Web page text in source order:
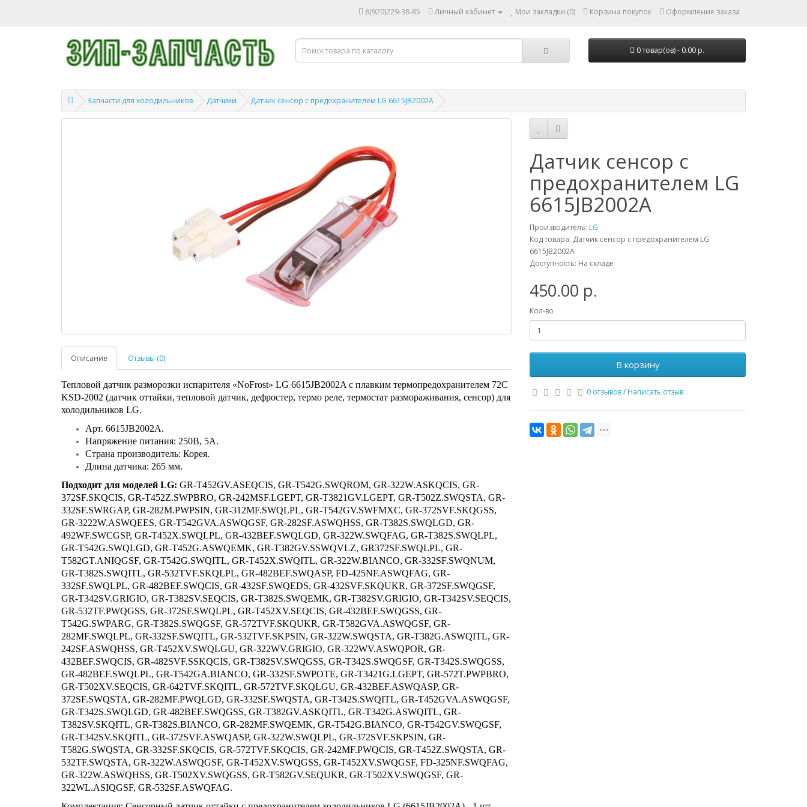
8(920)229-38-85 Личный кабинет Мои закладки (0) Корзина покупок Оформление заказа
0 товар(ов) - 0.00 р.
Запчасти для холодильников Датчики Датчик сенсор с предохранителем LG 6615JB2002A
Описание Отзывы (0)
Тепловой датчик разморозки испарителя «NoFrost» LG 6615JB2002A с плавким термопредохранителем 72C
KSD-2002 (датчик оттайки, тепловой датчик, дефростер, термо реле, термостат размораживания, сенсор) для
холодильников LG.
Арт. 6615JB2002A.
Напряжение питания: 250В, 5A.
Страна производитель: Корея.
Длина датчика: 265 мм.
Подходит для моделей LG: GR-T452GV.ASEQCIS, GR-T542G.SWQROM, GR-322W.ASKQCIS, GR-
372SF.SKQCIS, GR-T452Z.SWPBRO, GR-242MSF.LGEPT, GR-T3821GV.LGEPT, GR-T502Z.SWQSTA, GR-
332SF.SWRGAP, GR-282M.PWPSIN, GR-312MF.SWQLPL, GR-T542GV.SWFMXC, GR-372SVF.SKQGSS,
GR-3222W.ASWQEES, GR-T542GVA.ASWQGSF, GR-282SF.ASWQHSS, GR-T382S.SWQLGD, GR-
492WF.SWCGSP, GR-T452X.SWQLPL, GR-432BEF.SWQLGD, GR-322W.SWQFAG, GR-T382S.SWQLPL,
GR-T542G.SWQLGD, GR-T452G.ASWQEMK, GR-T382GV.SSWQVLZ, GR372SF.SWQLPL, GR-
T582GT.ANIQGSF, GR-T542G.SWQITL, GR-T452X.SWQITL, GR-322W.BIANCO, GR-332SF.SWQNUM,
GR-T382S.SWQITL, GR-532TVF.SKQLPL, GR-482BEF.SWQASP, FD-425NF.ASWQFAG, GR-
332SF.SWQLPL, GR-482BEF.SWQCIS, GR-432SF.SWQEDS, GR-432SVF.SKQUKR, GR-372SF.SWQGSF,
GR-T342SV.GRIGIO, GR-T382SV.SEQCIS, GR-T382S.SWQEMK, GR-T382SV.GRIGIO, GR-T342SV.SEQCIS,
GR-532TF.PWQGSS, GR-372SF.SWQLPL, GR-T452XV.SEQCIS, GR-432BEF.SWQGSS, GR-
T542G.SWPARG, GR-T382S.SWQGSF, GR-572TVF.SKQUKR, GR-T582GVA.ASWQGSF, GR-
282MF.SWQLPL, GR-332SF.SWQITL, GR-532TVF.SKPSIN, GR-322W.SWQSTA, GR-T382G.ASWQITL, GR-
242SF.ASWQHSS, GR-T452XV.SWQLGU, GR-322WV.GRIGIO, GR-322WV.ASWQPOR, GR-
432BEF.SWQCIS, GR-482SVF.SSKQCIS, GR-T382SV.SWQGSS, GR-T342S.SWQGSF, GR-T342S.SWQGSS,
GR-482BEF.SWQLPL, GR-T542GA.BIANCO, GR-332SF.SWPOTE, GR-T3421G.LGEPT, GR-572T.PWPBRO,
GR-T502XV.SEQCIS, GR-642TVF.SKQITL, GR-572TVF.SKQLGU, GR-432BEF.ASWQASP, GR-
372SF.SWQSTA, GR-282MF.PWQLGD, GR-332SF.SWQSTA, GR-T342S.SWQITL, GR-T452GVA.ASWQGSF,
GR-T342S.SWQLGD, GR-482BEF.SWQGSS, GR-T382GV.ASKQITL, GR-T342G.ASWQITL, GR-
T382SV.SKQITL, GR-T382S.BIANCO, GR-282MF.SWQEMK, GR-T542G.BIANCO, GR-T542GV.SWQGSF,
GR-T342SV.SKQITL, GR-372SVF.ASWQASP, GR-322W.SWQLPL, GR-372SVF.SKPSIN, GR-
T582G.SWQSTA, GR-332SF.SKQCIS, GR-572TVF.SKQCIS, GR-242MF.PWQCIS, GR-T452Z.SWQSTA, GR-
532TF.SWQSTA, GR-322W.ASWQGSF, GR-T452XV.SWQGSS, GR-T452XV.SWQGSF, FD-325NF.SWQFAG,
GR-322W.ASWQHSS, GR-T502XV.SWQGSS, GR-T582GV.SEQUKR, GR-T502XV.SWQGSF, GR-
322WL.ASIQGSF, GR-532SF.ASWQFAG.
Датчик сенсор с
предохранителем LG
6615JB2002A
Производитель: LG
Код товара: Датчик сенсор с предохранителем LG
6615JB2002A
Доступность: На складе
450.00 р.
Кол-во
В корзину
0 отзывов/ Написать отзыв